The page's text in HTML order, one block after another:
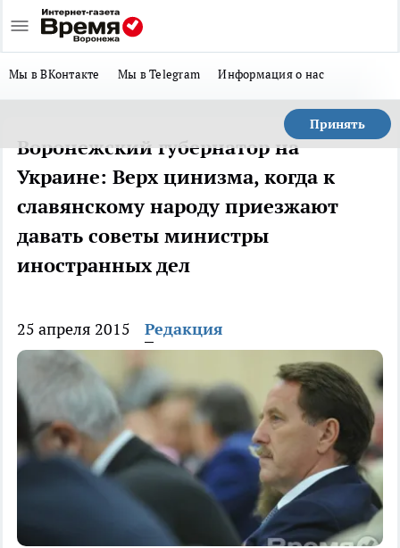
Мы в ВКонтакте Мы в Telegram Информация о нас
Принять
Воронежский губернатор на
Украине: Верх цинизма, когда к
славянскому народу приезжают
давать советы министры
иностранных дел
25 апреля 2015 Редакция